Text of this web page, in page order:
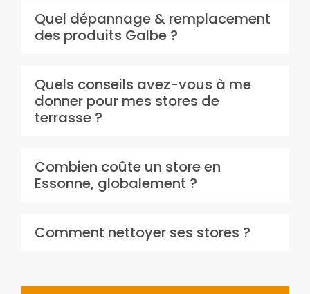
Quel dépannage & remplacement
des produits Galbe ?
Quels conseils avez-vous à me
donner pour mes stores de
terrasse ?
Combien coûte un store en
Essonne, globalement ?
Comment nettoyer ses stores ?